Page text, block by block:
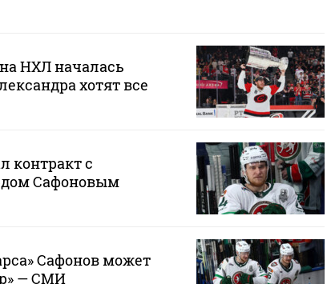
НХЛ началась
хотят все
контракт с
Сафоновым
Сафонов может
— СМИ